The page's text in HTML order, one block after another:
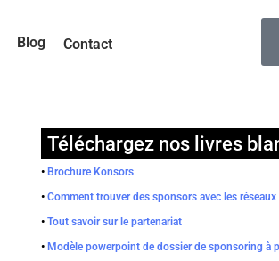
Blog Contact
Téléchargez nos livres
• Brochure Konsors
• Comment trouver des sponsors avec les
• Tout savoir sur le partenariat
• Modèle powerpoint de dossier de sponsoring à